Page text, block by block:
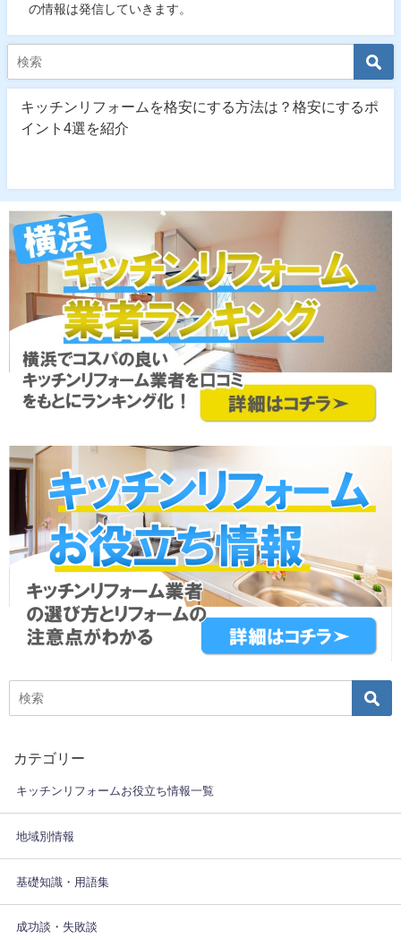
の情報は発信していきます。
キッチンリフォームを格安にする方法は？格安にするポ
イント4選を紹介
カテゴリー
キッチンリフォームお役立ち情報一覧
地域別情報
基礎知識・用語集
成功談・失敗談